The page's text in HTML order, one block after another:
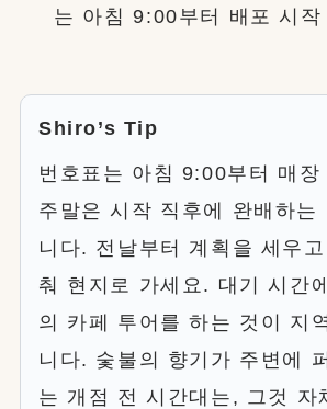
는 아침 9:00부터 배포 시작
Shiro’s Tip
번호표는 아침 9:00부터 매장
주말은 시작 직후에 완배하는
니다. 전날부터 계획을 세우
춰 현지로 가세요. 대기 시간
의 카페 투어를 하는 것이 지
니다. 숯불의 향기가 주변에
는 개점 전 시간대는, 그것 자